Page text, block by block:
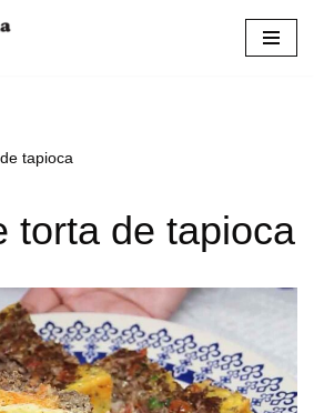
tapioca
torta de tapioca